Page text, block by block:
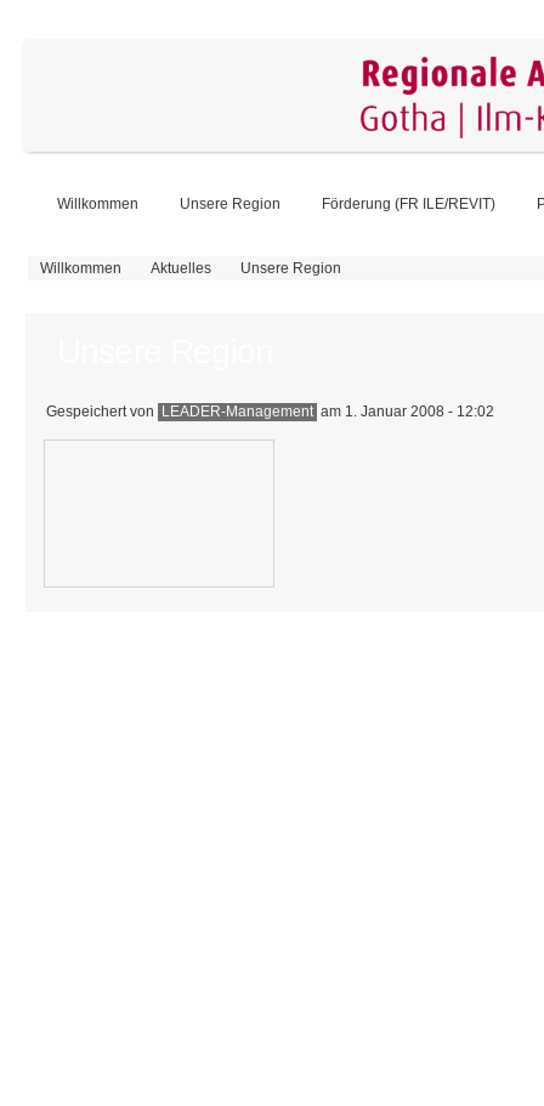
Willkommen Unsere Region Förderung (FR ILE/REVIT)
Sie sind hier
Willkommen Aktuelles Unsere Region
Gespeichert von LEADER-Management am 1. Januar 2008 - 12:02